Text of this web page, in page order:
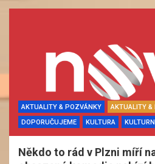
AKTUALITY & POZVÁNKY
AKTUALITY &
DOPORUČUJEME
KULTURA
Někdo to rád v Plzni míří